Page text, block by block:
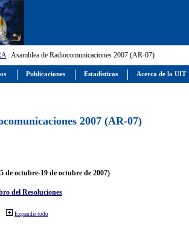
: Asamblea de Radiocomunicaciones 2007 (AR-07)
2007 (AR-07)
de octubre-19 de octubre de 2007)
del Resoluciones
Expandir todo
Publicaciones Estadísticas Acerca de la UIT